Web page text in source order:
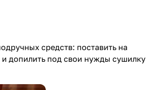
средств: поставить на
и допилить под свои нужды сушилку